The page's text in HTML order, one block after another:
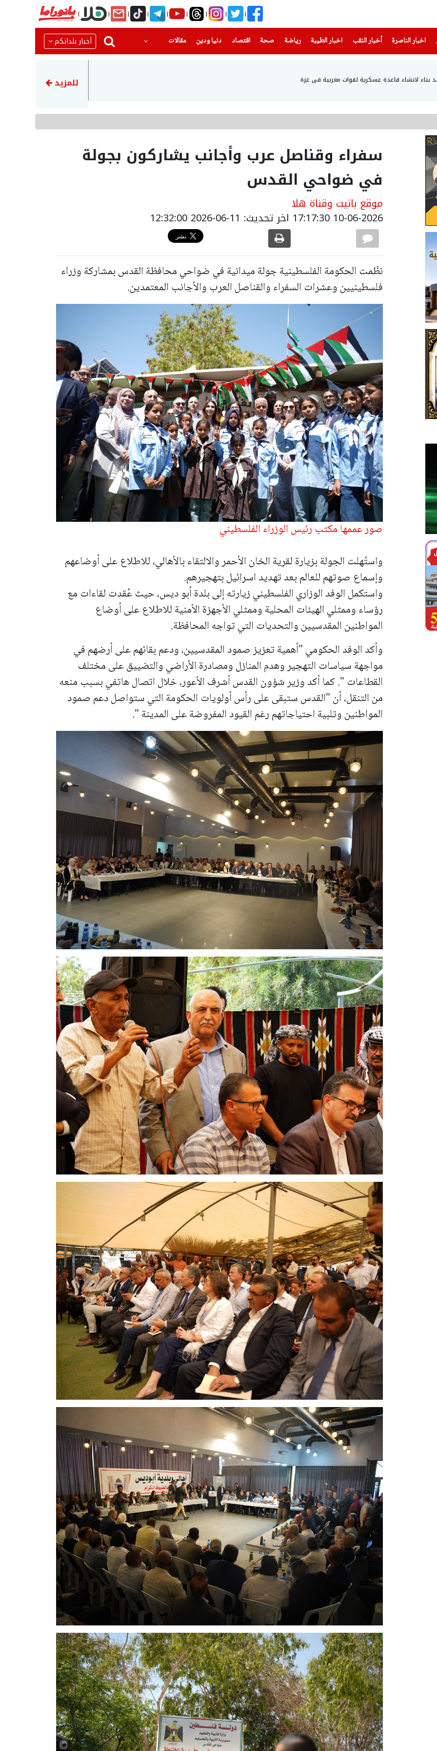
اخبار الناصرة
(current) أخبار النقب اخبار الطيبة(current) رياضة
(current) صحة(current) اقتصاد دنيا ودين
(current) مقالات أخبار بلداتكم
بناء لانشاء قاعدة عسكرية لقوات مغربية في غزة وزارة الصحة تعلن عن سحب
للمزيد
سفراء وقناصل عرب وأجانب يشاركون بجولة
في ضواحي القدس
موقع بانيت وقناة هلا
10-06-2026 17:17:30 اخر تحديث: 11-06-2026 12:32:00
نظّمت الحكومة الفلسطينية جولة ميدانية في ضواحي محافظة القدس بمشاركة وزراء
فلسطينيين وعشرات السفراء والقناصل العرب والأجانب المعتمدين.
صور عممها مكتب رئيس الوزراء الفلسطيني
واستُهلت الجولة بزيارة لقرية الخان الأحمر والالتقاء بالأهالي، للاطلاع على أوضاعهم
وإسماع صوتهم للعالم بعد تهديد اسرائيل بتهجيرهم.
واستكمل الوفد الوزاري الفلسطيني زيارته إلى بلدة أبو ديس، حيث عُقدت لقاءات مع
رؤساء وممثلي الهيئات المحلية وممثلي الأجهزة الأمنية للاطلاع على أوضاع
المواطنين المقدسيين والتحديات التي تواجه المحافظة.
وأكد الوفد الحكومي "أهمية تعزيز صمود المقدسيين، ودعم بقائهم على أرضهم في
مواجهة سياسات التهجير وهدم المنازل ومصادرة الأراضي والتضييق على مختلف
القطاعات ". كما أكد وزير شؤون القدس أشرف الأعور، خلال اتصال هاتفي بسبب منعه
من التنقل، أن "القدس ستبقى على رأس أولويات الحكومة التي ستواصل دعم صمود
المواطنين وتلبية احتياجاتهم رغم القيود المفروضة على المدينة ".